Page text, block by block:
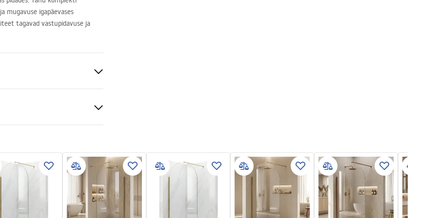
mugavuse igapäevases
tagavad vastupidavuse ja
_5.pdf